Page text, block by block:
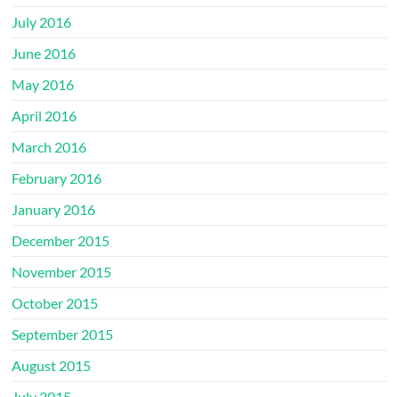
July 2016
June 2016
May 2016
April 2016
March 2016
February 2016
January 2016
December 2015
November 2015
October 2015
September 2015
August 2015